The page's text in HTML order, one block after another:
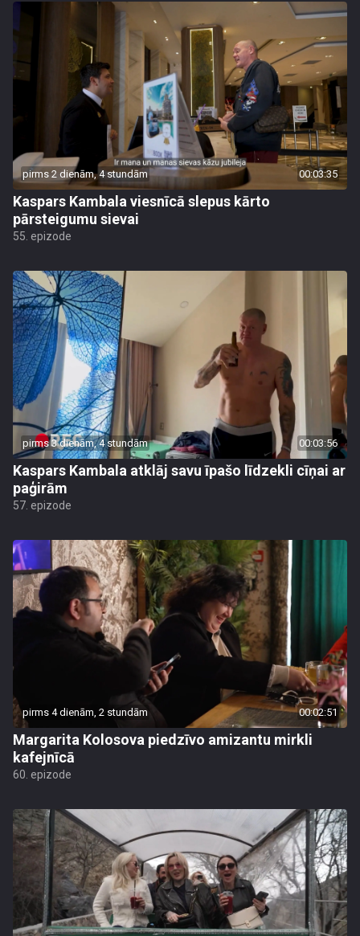
pirms 2 dienām, 4 stundām 00:03:35
Kaspars Kambala viesnīcā slepus kārto
pārsteigumu sievai
55. epizode
pirms 3 dienām, 4 stundām 00:03:56
Kaspars Kambala atklāj savu īpašo līdzekli cīņai ar
paģirām
57. epizode
pirms 4 dienām, 2 stundām 00:02:51
Margarita Kolosova piedzīvo amizantu mirkli
kafejnīcā
60. epizode